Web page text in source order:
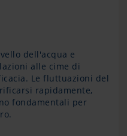
dell'acqua e
alle cime di
Le fluttuazioni del
rapidamente,
fondamentali per